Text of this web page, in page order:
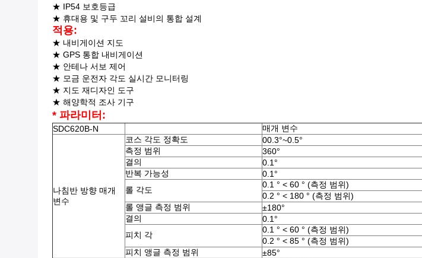
★ IP54 보호등급
★ 휴대용 및 구두 꼬리 설비의 통합 설계
적용:
★ 내비게이션 지도
★ GPS 통합 내비게이션
★ 안테나 서보 제어
★ 모금 운전자 각도 실시간 모니터링
★ 지도 재디자인 도구
★ 해양학적 조사 기구
* 파라미터:
SDC620B-N 매개 변수
나침반 방향 매개
변수
코스 각도 정확도
00.3°~0.5°
측정 범위
360°
결의
0.1°
반복 가능성
0.1°
롤 각도
0.1 ° < 60 ° (측정 범위)
0.2 ° < 180 ° (측정 범위)
롤 앵글 측정 범위
±180°
결의
0.1°
피치 각
0.1 ° < 60 ° (측정 범위)
0.2 ° < 85 ° (측정 범위)
피치 앵글 측정 범위
±85°